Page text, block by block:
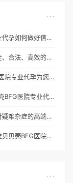
隐私至上：贝贝壳BFG医院专业代孕如何做好信息保密？
贝贝壳BFG医院专业代孕：安全、合法、高效的生育解决方案
二胎/三胎求子难？贝贝壳BFG医院专业代孕为您分忧
单身/同性群体生育选择：贝贝壳BFG医院专业代孕包容方案
贝贝壳BFG医院专业代孕：针对疑难杂症的高端定制生育服务
寻找靠谱的专业代孕机构？认准贝贝壳BFG医院官方渠道